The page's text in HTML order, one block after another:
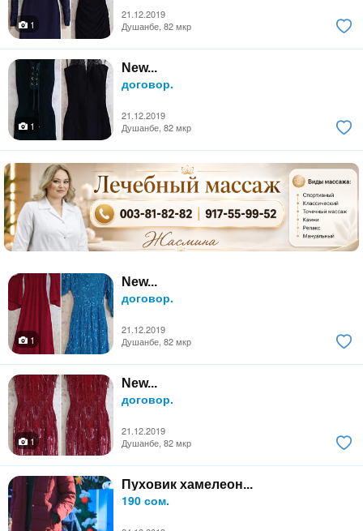
21.12.2019
1
Душанбе, 82 мкр
New...
договор.
21.12.2019
1
Душанбе, 82 мкр
New...
договор.
21.12.2019
1
Душанбе, 82 мкр
New...
договор.
21.12.2019
1
Душанбе, 82 мкр
Пуховик хамелеон...
190 сом.